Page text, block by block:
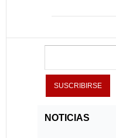
NOTICIAS